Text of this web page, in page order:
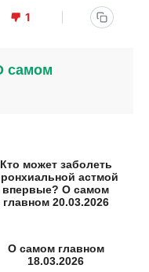
1
самом
Кто может заболеть
астмой
впервые? О самом
главном 20.03.2026
О самом главном
18.03.2026